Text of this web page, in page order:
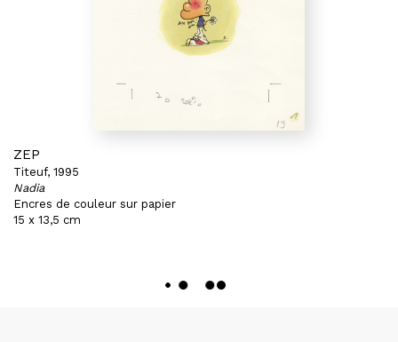
ZEP
Titeuf, 1995
Nadia
Encres de couleur sur papier
15 x 13,5 cm